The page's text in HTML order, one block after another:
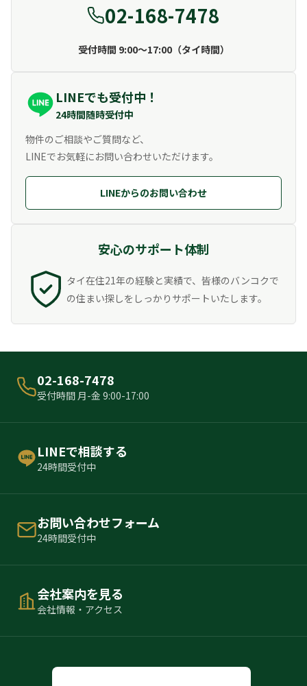
02-168-7478
受付時間 9:00〜17:00（タイ時間）
LINEでも受付中！
24時間随時受付中
物件のご相談やご質問など、
LINEでお気軽にお問い合わせいただけます。
LINEからのお問い合わせ
安心のサポート体制
タイ在住21年の経験と実績で、皆様のバンコクで
の住まい探しをしっかりサポートいたします。
02-168-7478
受付時間 月-金 9:00-17:00
LINEで相談する
24時間受付中
お問い合わせフォーム
24時間受付中
会社案内を見る
会社情報・アクセス